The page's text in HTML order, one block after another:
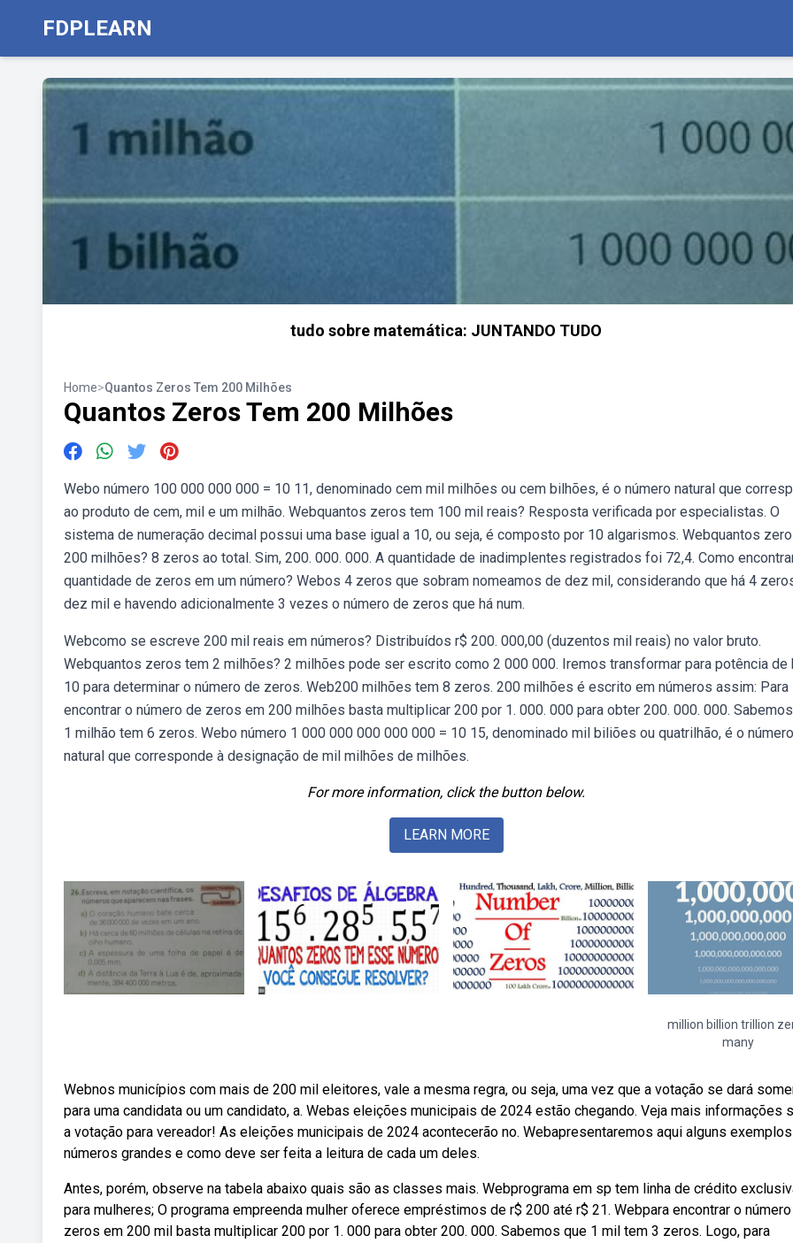
FDPLEARN
tudo sobre matemática: JUNTANDO TUDO
Home>Quantos Zeros Tem 200 Milhões
Quantos Zeros Tem 200 Milhões
Webo número 100 000 000 000 = 10 11, denominado cem mil milhões ou cem bilhões, é o número natural que
ao produto de cem, mil e um milhão. Webquantos zeros tem 100 mil reais? Resposta verificada por especialistas. O
sistema de numeração decimal possui uma base igual a 10, ou seja, é composto por 10 algarismos. Webquantos
200 milhões? 8 zeros ao total. Sim, 200. 000. 000. A quantidade de inadimplentes registrados foi 72,4. Como
quantidade de zeros em um número? Webos 4 zeros que sobram nomeamos de dez mil, considerando que há 4
dez mil e havendo adicionalmente 3 vezes o número de zeros que há num.
Webcomo se escreve 200 mil reais em números? Distribuídos r$ 200. 000,00 (duzentos mil reais) no valor bruto.
Webquantos zeros tem 2 milhões? 2 milhões pode ser escrito como 2 000 000. Iremos transformar para potência de
10 para determinar o número de zeros. Web200 milhões tem 8 zeros. 200 milhões é escrito em números assim: Para
encontrar o número de zeros em 200 milhões basta multiplicar 200 por 1. 000. 000 para obter 200. 000. 000.
1 milhão tem 6 zeros. Webo número 1 000 000 000 000 000 = 10 15, denominado mil biliões ou quatrilhão, é o número
natural que corresponde à designação de mil milhões de milhões.
For more information, click the button below.
LEARN MORE
million billion trillion
many
Webnos municípios com mais de 200 mil eleitores, vale a mesma regra, ou seja, uma vez que a votação se dará
para uma candidata ou um candidato, a. Webas eleições municipais de 2024 estão chegando. Veja mais informações
a votação para vereador! As eleições municipais de 2024 acontecerão no. Webapresentaremos aqui alguns
números grandes e como deve ser feita a leitura de cada um deles.
Antes, porém, observe na tabela abaixo quais são as classes mais. Webprograma em sp tem linha de crédito
para mulheres; O programa empreenda mulher oferece empréstimos de r$ 200 até r$ 21. Webpara encontrar o
zeros em 200 mil basta multiplicar 200 por 1. 000 para obter 200. 000. Sabemos que 1 mil tem 3 zeros. Logo, para